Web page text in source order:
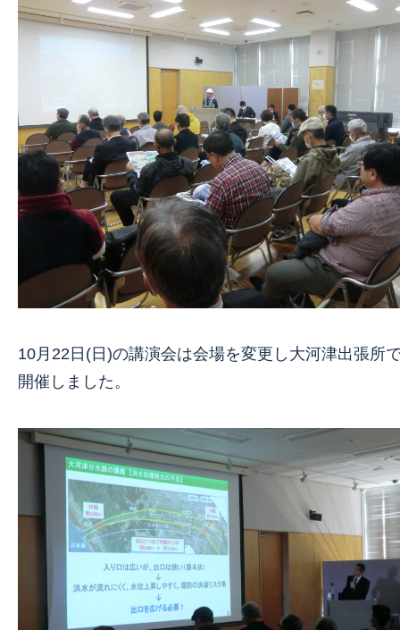
10月22日(日)の講演会は会場を変更し大河津出張所
開催しました。